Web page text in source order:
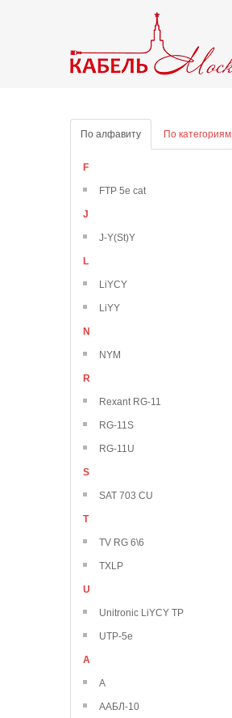
По алфавиту По категориям
F
FTP 5e cat
J
J-Y(St)Y
L
LiYCY
LiYY
N
NYM
R
Rexant RG-11
RG-11S
RG-11U
S
SAT 703 CU
T
TV RG 6\6
TXLP
U
Unitronic LiYCY TP
UTP-5e
А
А
ААБЛ-10